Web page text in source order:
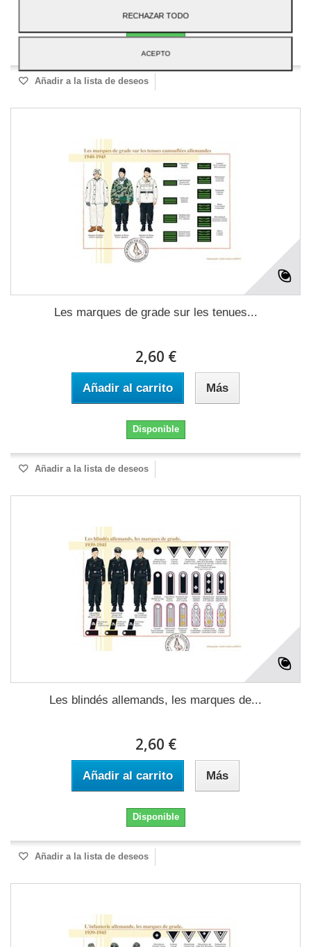
Disponible
Añadir a la lista de deseos
Les marques de grade sur les tenues...
2,60 €
Añadir al carrito Más
Disponible
Añadir a la lista de deseos
Les blindés allemands, les marques de...
2,60 €
Añadir al carrito Más
Disponible
Añadir a la lista de deseos
RECHAZAR TODO
ACEPTO